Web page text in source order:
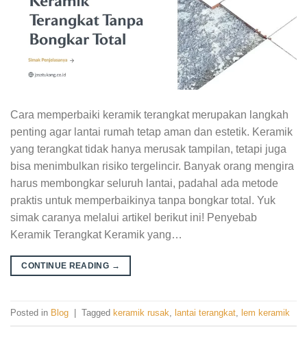
Cara memperbaiki keramik terangkat merupakan langkah
penting agar lantai rumah tetap aman dan estetik. Keramik
yang terangkat tidak hanya merusak tampilan, tetapi juga
bisa menimbulkan risiko tergelincir. Banyak orang mengira
harus membongkar seluruh lantai, padahal ada metode
praktis untuk memperbaikinya tanpa bongkar total. Yuk
simak caranya melalui artikel berikut ini! Penyebab
Keramik Terangkat Keramik yang…
CONTINUE READING →
Posted in Blog Tagged keramik rusak lantai terangkat lem keramik